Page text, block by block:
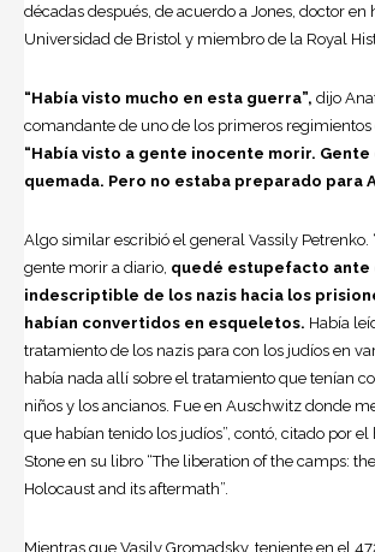
décadas después, de acuerdo a Jones, doctor en
Universidad de Bristol y miembro de la Royal
“Había visto mucho en esta guerra”, dijo
comandante de uno de los primeros regimientos
“Había visto a gente inocente morir.
quemada. Pero no estaba preparado para
Algo similar escribió el general Vassily Petrenko.
gente morir a diario, quedé estupefacto ante
indescriptible de los nazis hacia los
habían convertidos en esqueletos. Había
tratamiento de los nazis para con los judíos en
había nada allí sobre el tratamiento que tenían
niños y los ancianos. Fue en Auschwitz donde
que habían tenido los judíos”, contó, citado por el
Stone en su libro “The liberation of the camps:
Holocaust and its aftermath”.
Mientras que Vasily Gromadsky, teniente en el